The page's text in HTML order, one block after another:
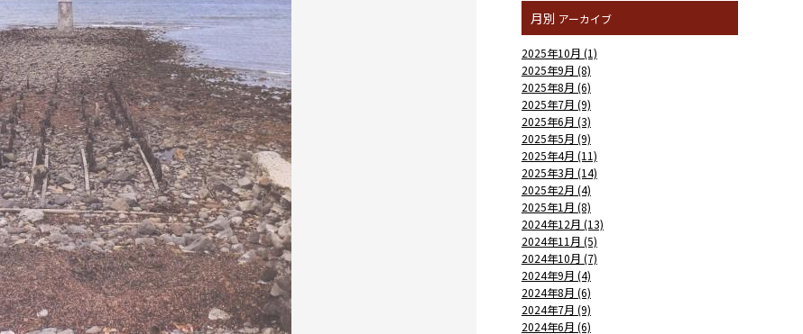
月別 アーカイブ
2025年10月 (1)
2025年9月 (8)
2025年8月 (6)
2025年7月 (9)
2025年6月 (3)
2025年5月 (9)
2025年4月 (11)
2025年3月 (14)
2025年2月 (4)
2025年1月 (8)
2024年12月 (13)
2024年11月 (5)
2024年10月 (7)
2024年9月 (4)
2024年8月 (6)
2024年7月 (9)
2024年6月 (6)